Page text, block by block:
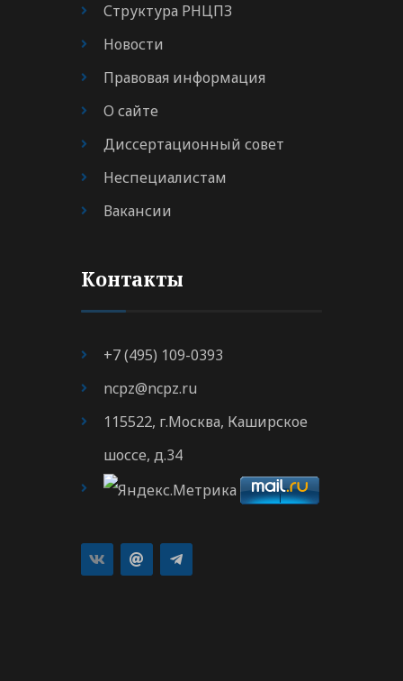
Структура РНЦПЗ
Новости
Правовая информация
О сайте
Диссертационный совет
Неспециалистам
Вакансии
Контакты
+7 (495) 109-0393
ncpz@ncpz.ru
115522, г.Москва, Каширское
шоссе, д.34